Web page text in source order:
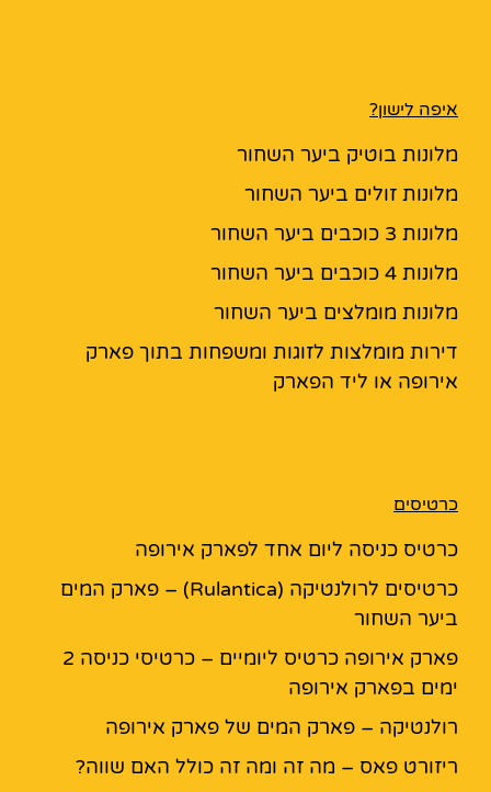
איפה לישון?
מלונות בוטיק ביער השחור
מלונות זולים ביער השחור
מלונות 3 כוכבים ביער השחור
מלונות 4 כוכבים ביער השחור
מלונות מומלצים ביער השחור
דירות מומלצות לזוגות ומשפחות בתוך פארק
אירופה או ליד הפארק
כרטיסים
כרטיס כניסה ליום אחד לפארק אירופה
כרטיסים לרולנטיקה (Rulantica) – פארק המים
ביער השחור
פארק אירופה כרטיס ליומיים – כרטיסי כניסה 2
ימים בפארק אירופה
רולנטיקה – פארק המים של פארק אירופה
ריזורט פאס – מה זה ומה זה כולל האם שווה?